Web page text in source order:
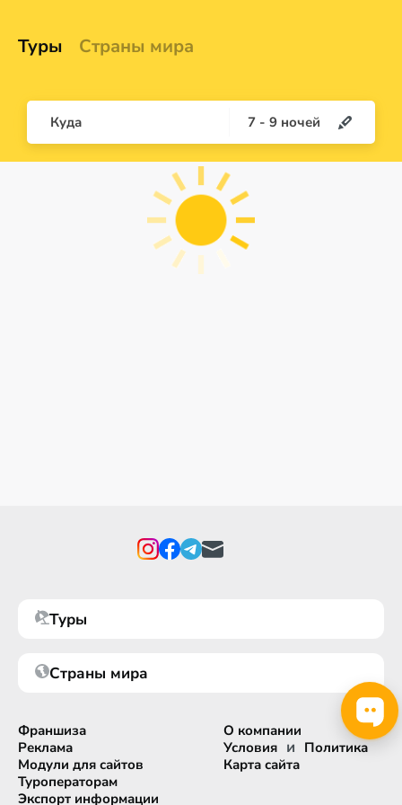
Туры Страны мира
Куда 7 - 9 ночей
Туры
Страны мира
Франшиза
Реклама
Модули для сайтов
Туроператорам
Экспорт информации
О компании
Условия и Политика
Карта сайта